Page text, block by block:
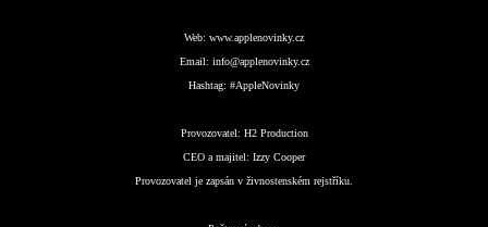
Web: www.applenovinky.cz
Email: info@applenovinky.cz
Hashtag: #AppleNovinky
Provozovatel: H2 Production
CEO a majitel: Izzy Cooper
Provozovatel je zapsán v živnostenském rejstříku.